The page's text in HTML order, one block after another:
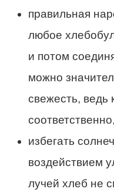
правильная
любое
и потом
можно
свежесть, ведь
избегать
воздействием
лучей хлеб не